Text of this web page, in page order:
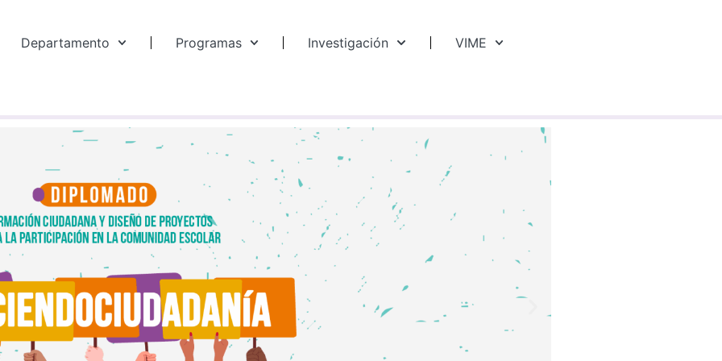
Departamento Programas Investigación VIME